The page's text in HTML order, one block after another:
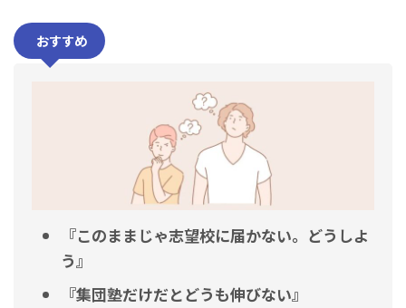
おすすめ
『このままじゃ志望校に届かない。どうしよ
う』
『集団塾だけだとどうも伸びない』